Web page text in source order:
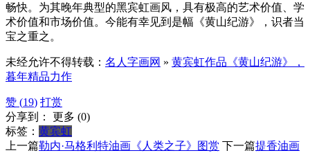
畅快。为其晚年典型的黑宾虹画风，具有极高的艺术价值、学
术价值和市场价值。今能有幸见到是幅《黄山纪游》，识者当
宝之重之。
未经允许不得转载： 名人字画网 » 黄宾虹作品《黄山纪游》，
暮年精品力作
赞 (19) 打赏
分享到： 更多 (0)
标签： 黄宾虹
上一篇勒内·马格利特油画《人类之子》图赏 下一篇提香油画